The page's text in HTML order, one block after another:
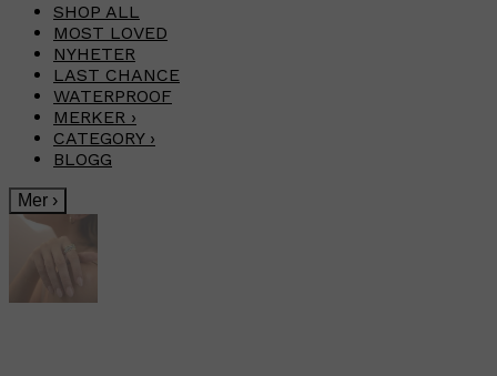
SHOP ALL
MOST LOVED
NYHETER
LAST CHANCE
WATERPROOF
MERKER ›
CATEGORY ›
BLOGG
Mer ›